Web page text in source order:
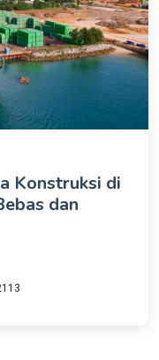
Konstruksi di
dan